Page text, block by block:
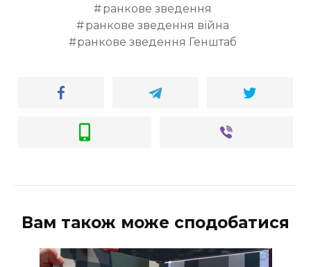
ранкове зведення
ранкове зведення війна
ранкове зведення Генштаб
Вам також може сподобатися